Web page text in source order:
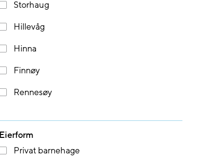
Storhaug
Hillevåg
Hinna
Finnøy
Rennesøy
Eierform
Privat barnehage